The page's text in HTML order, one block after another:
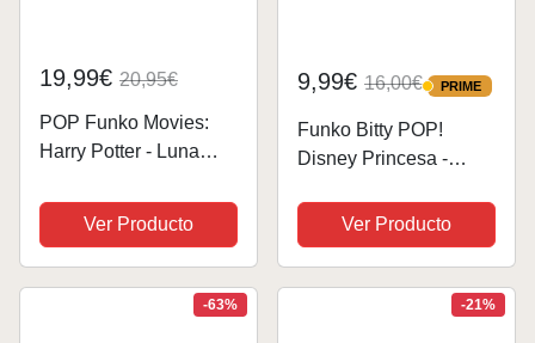
19,99€ 20,95€
POP Funko Movies:
Harry Potter - Luna
Vinilo Coleccionable -
Idea de Regalo-
Mercancia Oficial -
Juguetes para Niños y
Ver Producto
9,99€ 16,00€ PRIME
PRIME
Funko Bitty POP!
Disney Princesa -
Incluye Rapunzel,
Merida, Moana, And A
Mystery Figure Y Una
Mini Figura Misteriosa
Ver Producto
-63% -21%